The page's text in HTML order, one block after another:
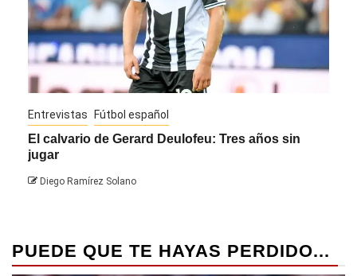
Entrevistas Fútbol español
El calvario de Gerard Deulofeu: Tres años sin
jugar
Diego Ramírez Solano
PUEDE QUE TE HAYAS PERDIDO...